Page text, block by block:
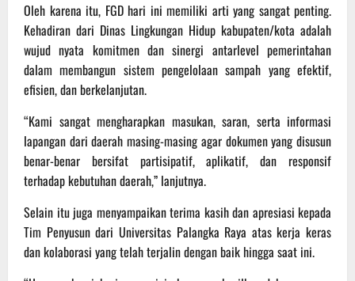
Oleh karena itu, FGD hari ini memiliki arti yang sangat penting.
Kehadiran dari Dinas Lingkungan Hidup kabupaten/kota adalah
wujud nyata komitmen dan sinergi antarlevel pemerintahan
dalam membangun sistem pengelolaan sampah yang efektif,
efisien, dan berkelanjutan.
“Kami sangat mengharapkan masukan, saran, serta informasi
lapangan dari daerah masing-masing agar dokumen yang disusun
benar-benar bersifat partisipatif, aplikatif, dan responsif
terhadap kebutuhan daerah,” lanjutnya.
Selain itu juga menyampaikan terima kasih dan apresiasi kepada
Tim Penyusun dari Universitas Palangka Raya atas kerja keras
dan kolaborasi yang telah terjalin dengan baik hingga saat ini.